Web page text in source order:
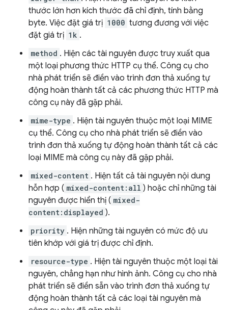
thước lớn hơn kích thước đã chỉ định, tính bằng
byte. Việc đặt giá trị 1000 tương đương với việc
đặt giá trị 1k .
method . Hiện các tài nguyên được truy xuất qua
một loại phương thức HTTP cụ thể. Công cụ cho
nhà phát triển sẽ điền vào trình đơn thả xuống tự
động hoàn thành tất cả các phương thức HTTP mà
công cụ này đã gặp phải.
mime-type . Hiện tài nguyên thuộc một loại MIME
cụ thể. Công cụ cho nhà phát triển sẽ điền vào
trình đơn thả xuống tự động hoàn thành tất cả các
loại MIME mà công cụ này đã gặp phải.
mixed-content . Hiện tất cả tài nguyên nội dung
hỗn hợp ( mixed-content:all ) hoặc chỉ những tài
nguyên được hiển thị ( mixed-
content:displayed ).
priority . Hiện những tài nguyên có mức độ ưu
tiên khớp với giá trị được chỉ định.
resource-type . Hiện tài nguyên thuộc một loại tài
nguyên, chẳng hạn như hình ảnh. Công cụ cho nhà
phát triển sẽ điền sẵn vào trình đơn thả xuống tự
động hoàn thành tất cả các loại tài nguyên mà